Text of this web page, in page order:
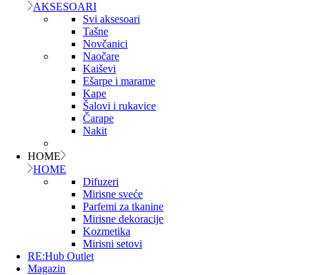
AKSESOARI
Svi aksesoari
Tašne
Novčanici
Naočare
Kaiševi
Ešarpe i marame
Kape
Šalovi i rukavice
Čarape
Nakit
HOME
HOME
Difuzeri
Mirisne sveće
Parfemi za tkanine
Mirisne dekoracije
Kozmetika
Mirisni setovi
RE:Hub Outlet
Magazin